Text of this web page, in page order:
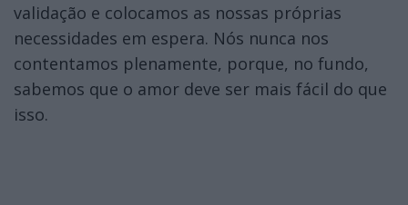
validação e colocamos as nossas próprias
necessidades em espera. Nós nunca nos
contentamos plenamente, porque, no fundo,
sabemos que o amor deve ser mais fácil do que
isso.